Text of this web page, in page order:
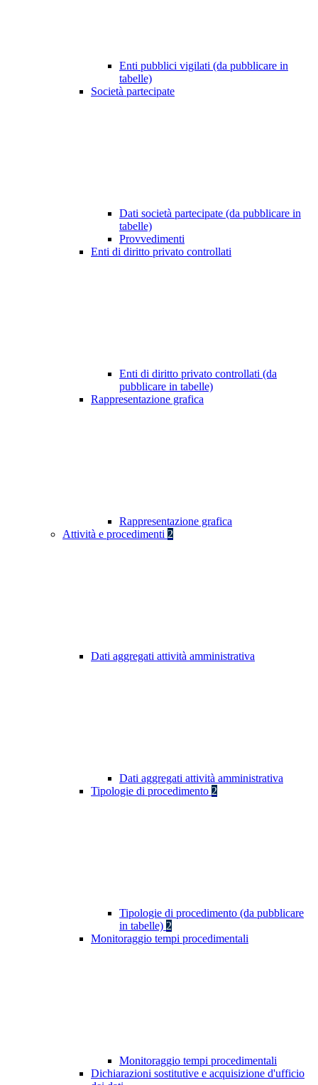
Enti pubblici vigilati (da pubblicare in
tabelle)
Società partecipate
Dati società partecipate (da pubblicare in
tabelle)
Provvedimenti
Enti di diritto privato controllati
Enti di diritto privato controllati (da
pubblicare in tabelle)
Rappresentazione grafica
Rappresentazione grafica
Attività e procedimenti 2
Dati aggregati attività amministrativa
Dati aggregati attività amministrativa
Tipologie di procedimento 2
Tipologie di procedimento (da pubblicare
in tabelle) 2
Monitoraggio tempi procedimentali
Monitoraggio tempi procedimentali
Dichiarazioni sostitutive e acquisizione d'ufficio